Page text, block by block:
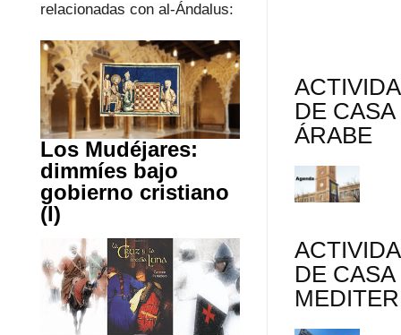
relacionadas con al-Ándalus:
Los Mudéjares:
dimmíes bajo
gobierno cristiano
(I)
DE CASA
ÁRABE
DE CASA